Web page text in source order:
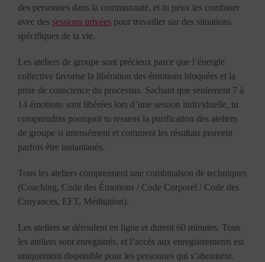
des personnes dans la communauté, et tu peux les combiner
avec des sessions privées pour travailler sur des situations
spécifiques de ta vie.
Les ateliers de groupe sont précieux parce que l’énergie
collective favorise la libération des émotions bloquées et la
prise de conscience du processus. Sachant que seulement 7 à
14 émotions sont libérées lors d’une session individuelle, tu
comprendras pourquoi tu ressens la purification des ateliers
de groupe si intensément et comment les résultats peuvent
parfois être instantanés.
Tous les ateliers comprennent une combinaison de techniques
(Coaching, Code des Émotions / Code Corporel / Code des
Croyances, EFT, Méditation).
Les ateliers se déroulent en ligne et durent 60 minutes. Tous
les ateliers sont enregistrés, et l’accès aux enregistrements est
uniquement disponible pour les personnes qui s’abonnent.